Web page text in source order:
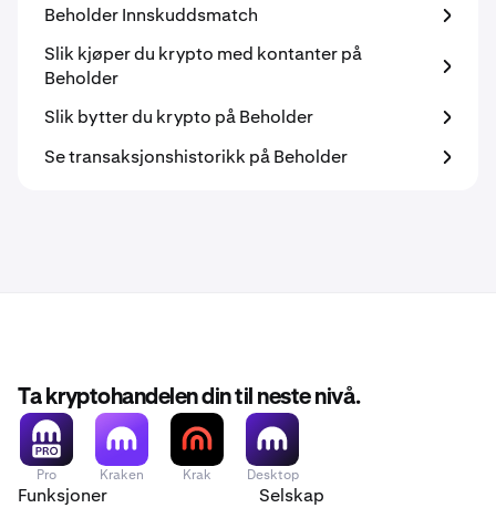
Beholder Innskuddsmatch
Slik kjøper du krypto med kontanter på
Beholder
Slik bytter du krypto på Beholder
Se transaksjonshistorikk på Beholder
Ta kryptohandelen din til neste nivå.
Pro Kraken Krak Desktop
Funksjoner Selskap